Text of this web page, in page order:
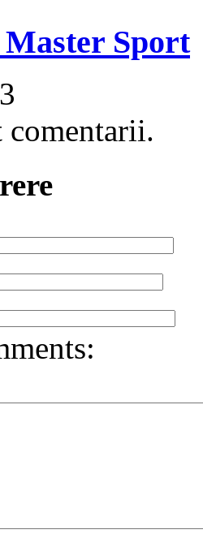
Sport
comentarii.